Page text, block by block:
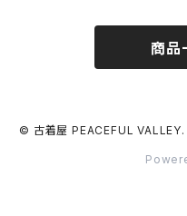
シャツ／ブラウス
半袖シャツ / ブラウス
タンクトップ
商品
© 古着屋 PEACEFUL VALLEY.